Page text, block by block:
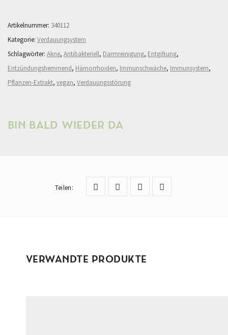
Artikelnummer: 340112
Kategorie: Verdauungsystem
Schlagwörter: Akne, Antibakteriell, Darmreinigung, Entgiftung,
Entzündungshemmend, Hämorrhoiden, Immunschwäche, Immunsystem,
Pflanzen-Extrakt, vegan, Verdauungsstörung
BIN BALD WIEDER DA
Teilen:
VERWANDTE PRODUKTE